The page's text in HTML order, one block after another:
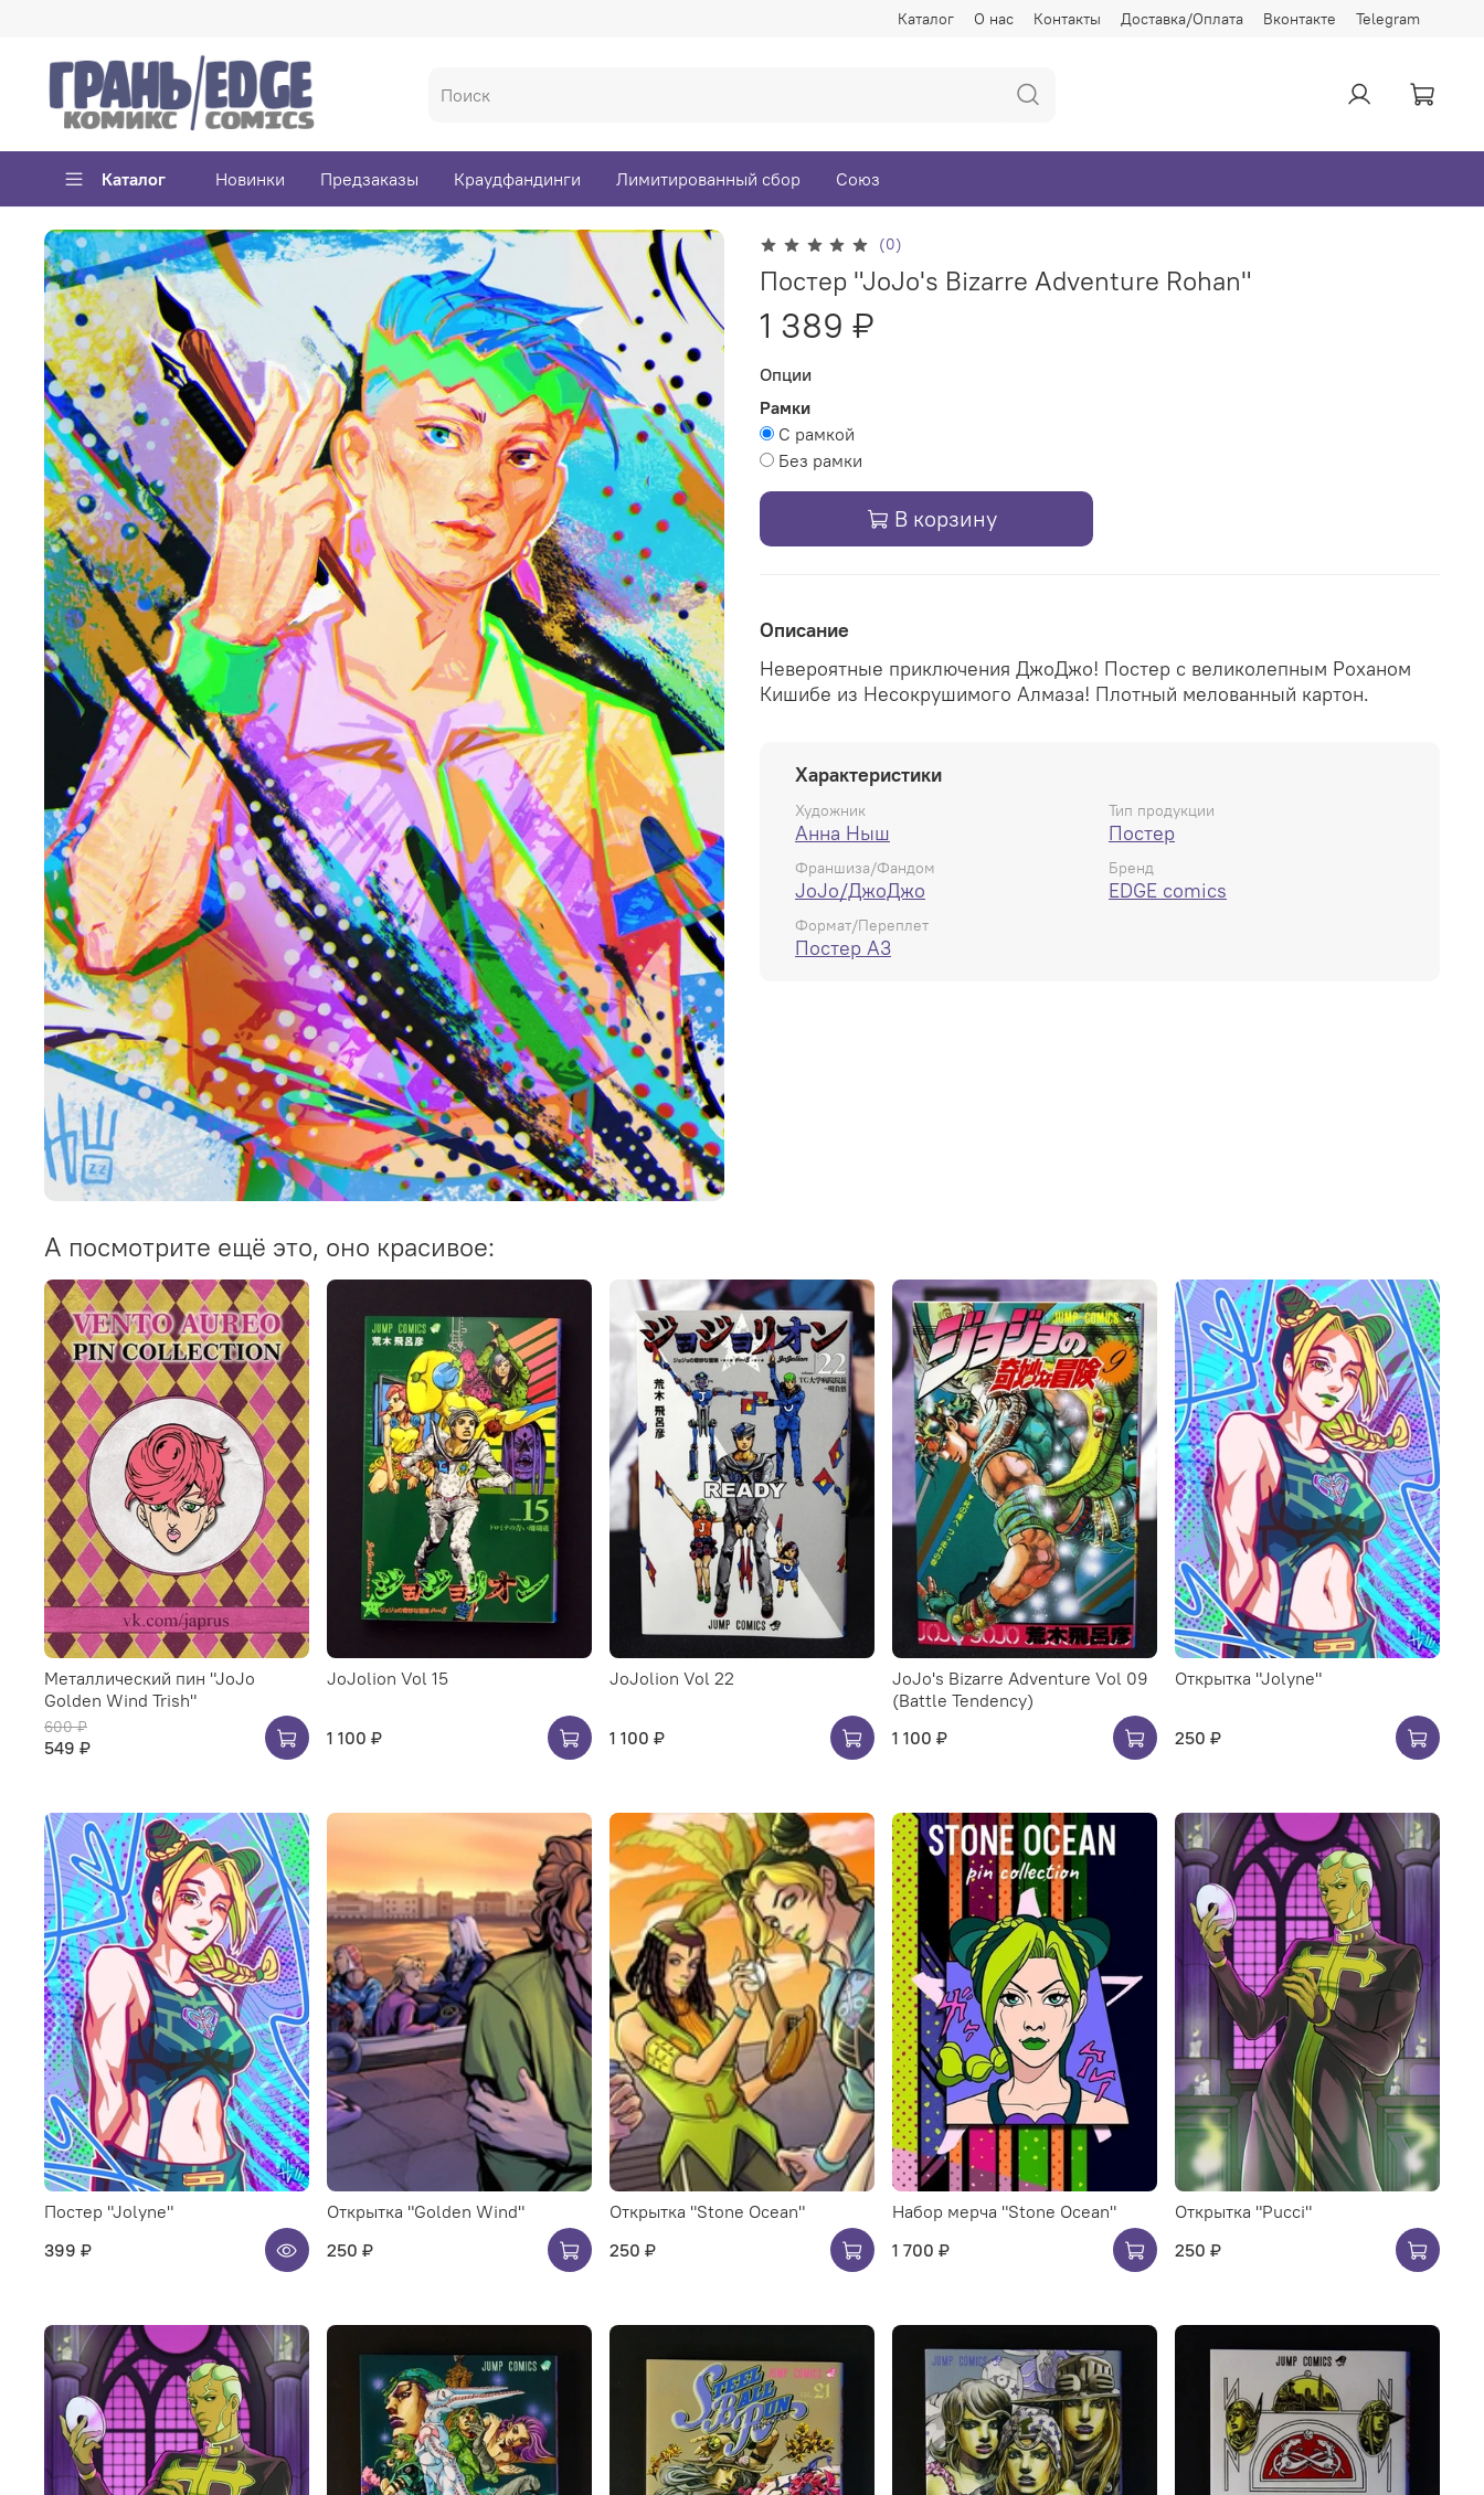
Каталог О нас Контакты Доставка/Оплата Вконтакте Telegram
Каталог Новинки Предзаказы Краудфандинги Лимитированный сбор Союз
(0)
Постер "JoJo's Bizarre Adventure Rohan"
1 389 ₽
Опции
Рамки
С рамкой
Без рамки
В корзину
Описание
Невероятные приключения ДжоДжо! Постер с великолепным Роханом
Кишибе из Несокрушимого Алмаза! Плотный мелованный картон.
Характеристики
Художник
Анна Ныш
Тип продукции
Постер
Франшиза/Фандом
JoJo/ДжоДжо
Бренд
EDGE comics
Формат/Переплет
Постер А3
А посмотрите ещё это, оно красивое:
Металлический пин "JoJo
Golden Wind Trish"
600 ₽
549 ₽
JoJolion Vol 15
1 100 ₽
JoJolion Vol 22
1 100 ₽
JoJo's Bizarre Adventure Vol 09
(Battle Tendency)
1 100 ₽
Открытка "Jolyne"
250 ₽
Постер "Jolyne"
399 ₽
Открытка "Golden Wind"
250 ₽
Открытка "Stone Ocean"
250 ₽
Набор мерча "Stone Ocean"
1 700 ₽
Открытка "Pucci"
250 ₽